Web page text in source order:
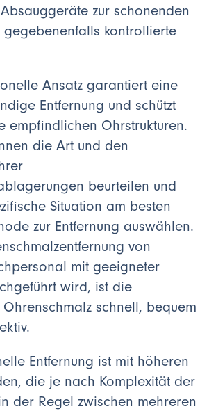
zur schonenden
gegebenenfalls kontrollierte
Ansatz garantiert eine
Entfernung und schützt
empfindlichen Ohrstrukturen.
die Art und den
beurteilen und
Situation am besten
zur Entfernung auswählen.
von
mit geeigneter
wird, ist die
Ohrenschmalz schnell, bequem
Entfernung ist mit höheren
die je nach Komplexität der
der Regel zwischen mehreren